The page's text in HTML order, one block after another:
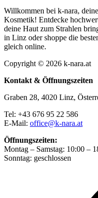
Willkommen bei k-nara,
Kosmetik! Entdecke
deine Haut zum Strahlen
in Linz oder shoppe die
gleich online.
Copyright © 2026 k-nara.at
Kontakt & Öffnungszeiten
Graben 28, 4020 Linz,
Tel: +43 676 95 22 586
E-Mail: office@k-nara.at
Öffnungszeiten:
Montag – Samstag: 10:00 –
Sonntag: geschlossen